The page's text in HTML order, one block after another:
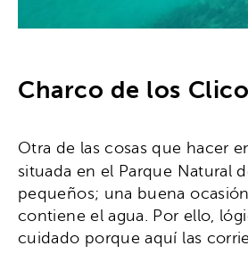
Charco de los
Otra de las cosas que hacer
situada en el Parque Natural
pequeños; una buena
contiene el agua. Por ello,
cuidado porque aquí las